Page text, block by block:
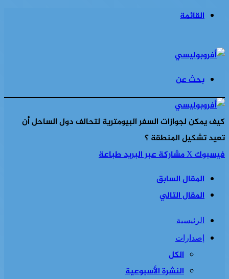
القائمة
بحث عن
كيف يمكن لجوازات السفر البيومترية لتحالف دول الساحل أن
تعيد تشكيل المنطقة ؟
فيسبوك‫Xمشاركة عبر البريدطباعة
المقال السابق
المقال التالي
الرئيسية
إصدارات
الكل
النشرة الأسبوعية